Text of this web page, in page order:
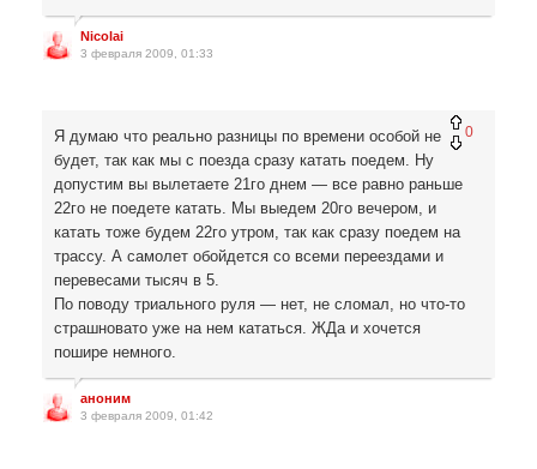
Nicolai
3 февраля 2009, 01:33
0
Я думаю что реально разницы по времени особой не
будет, так как мы с поезда сразу катать поедем. Ну
допустим вы вылетаете 21го днем — все равно раньше
22го не поедете катать. Мы выедем 20го вечером, и
катать тоже будем 22го утром, так как сразу поедем на
трассу. А самолет обойдется со всеми переездами и
перевесами тысяч в 5.
По поводу триального руля — нет, не сломал, но что-то
страшновато уже на нем кататься. ЖДа и хочется
пошире немного.
аноним
3 февраля 2009, 01:42